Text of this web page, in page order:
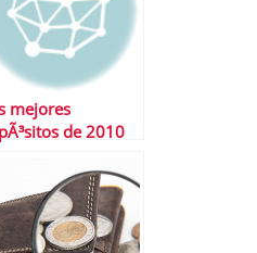
mejores
de 2010